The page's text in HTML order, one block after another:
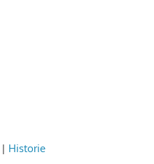
| Historie